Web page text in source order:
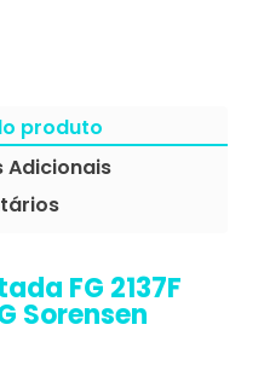
produto
Adicionais
FG 2137F
Sorensen